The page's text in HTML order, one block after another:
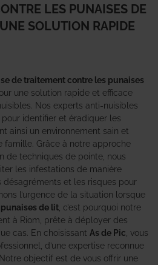
LES PUNAISES DE
SOLUTION RAPIDE
de traitement contre les punaises
une solution rapide et efficace
Nos experts anti-nuisibles
identifier et éradiquer les
ainsi un environnement sain et
famille. Grâce à notre approche
de techniques de pointe, nous
les infestations de manière
désagréments et les risques pour
l’urgence de la situation lorsque
punaises de lit , c’est pourquoi notre
à Riom, prête à déployer des
cas. En choisissant As de Pic , vous
d’une expertise reconnue
objectif est de vous offrir une